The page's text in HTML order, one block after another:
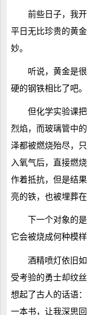
前些日子，我
平日无比珍贵的黄
妙。
听说，黄金是
硬的钢铁相比了吧。
但化学实验课
烈焰，而玻璃管中
泽都被燃烧殆尽，
入氧气后，直接燃
作着抵抗，但是结
亮的铁，也被埋葬
下一个对象的
它会被烧成何种模样
酒精喷灯依旧
受考验的勇士却纹
想起了古人的话语
一本书，让我深思